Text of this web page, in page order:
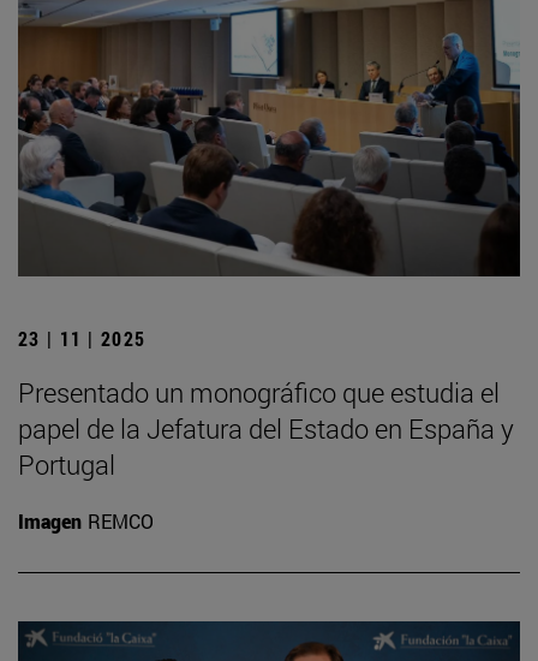
23 | 11 | 2025
Presentado un monográfico que estudia el
papel de la Jefatura del Estado en España y
Portugal
Imagen REMCO